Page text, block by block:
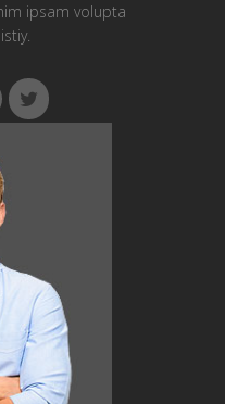
ipsam volupta